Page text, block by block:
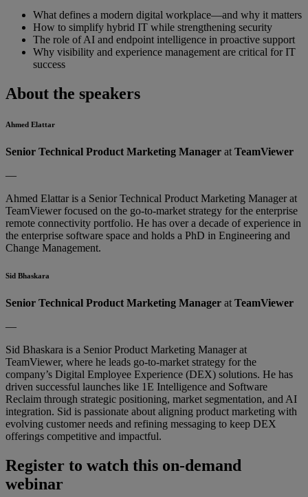
What defines a modern digital workplace—and why it matters
How to simplify hybrid IT while strengthening security
The role of AI and endpoint intelligence in proactive support
Why visibility and experience management are critical for IT
success
About the speakers
Ahmed Elattar
Senior Technical Product Marketing Manager at TeamViewer
—
Ahmed Elattar is a Senior Technical Product Marketing Manager at
TeamViewer focused on the go-to-market strategy for the enterprise
remote connectivity portfolio. He has over a decade of experience in
the enterprise software space and holds a PhD in Engineering and
Change Management.
Sid Bhaskara
Senior Technical Product Marketing Manager at TeamViewer
—
Sid Bhaskara is a Senior Product Marketing Manager at
TeamViewer, where he leads go-to-market strategy for the
company’s Digital Employee Experience (DEX) solutions. He has
driven successful launches like 1E Intelligence and Software
Reclaim through strategic positioning, market segmentation, and AI
integration. Sid is passionate about aligning product marketing with
evolving customer needs and refining messaging to keep DEX
offerings competitive and impactful.
Register to watch this on-demand
webinar